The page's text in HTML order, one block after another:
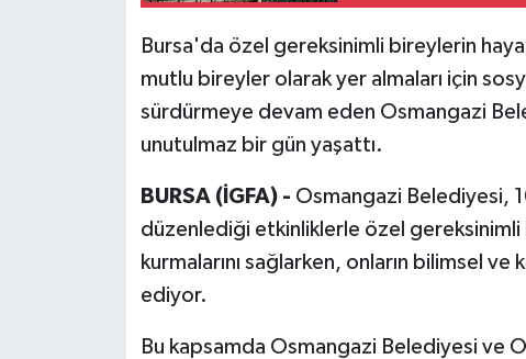
Bursa'da özel gereksinimli bireylerin
mutlu bireyler olarak yer almaları için
sürdürmeye devam eden Osmangazi
unutulmaz bir gün yaşattı.
BURSA (İGFA) - Osmangazi Belediyesi,
düzenlediği etkinliklerle özel
kurmalarını sağlarken, onların bilimsel
ediyor.
Bu kapsamda Osmangazi Belediyesi ve